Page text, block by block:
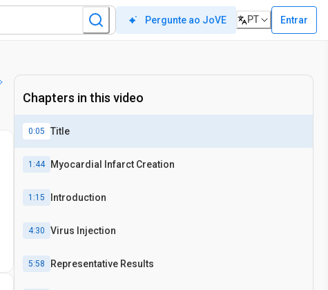
Pergunte ao JoVE PT Entrar
Chapters in this video
0:05 Title
1:44 Myocardial Infarct Creation
1:15 Introduction
4:30 Virus Injection
5:58 Representative Results